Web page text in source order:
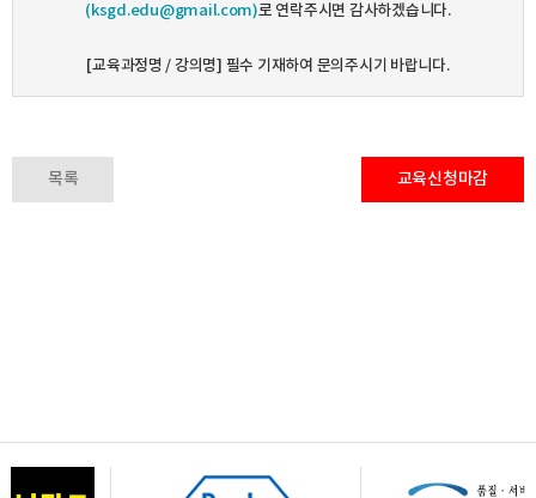
(ksgd.edu@gmail.com)로 연락주시면 감사하겠습니다.
[교육과정명 / 강의명] 필수 기재하여 문의주시기 바랍니다.
목록 교육신청마감